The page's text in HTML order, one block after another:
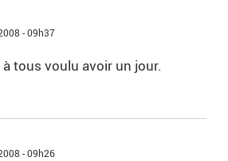
- 09h37
tous voulu avoir un jour.
- 09h26